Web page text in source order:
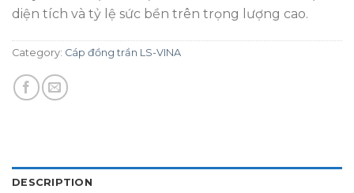
diện tích và tỷ lệ sức bền trên trọng lượng cao.
Category: Cáp đồng trần LS-VINA
DESCRIPTION